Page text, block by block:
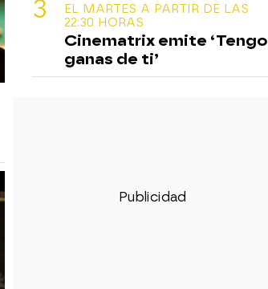
EL MARTES A PARTIR DE LAS
22:30 HORAS
Cinematrix emite ‘Tengo
ganas de ti’